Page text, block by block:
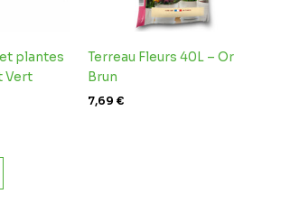
plantes
Vert
Terreau Fleurs 40L – Or
Brun
7,69 €